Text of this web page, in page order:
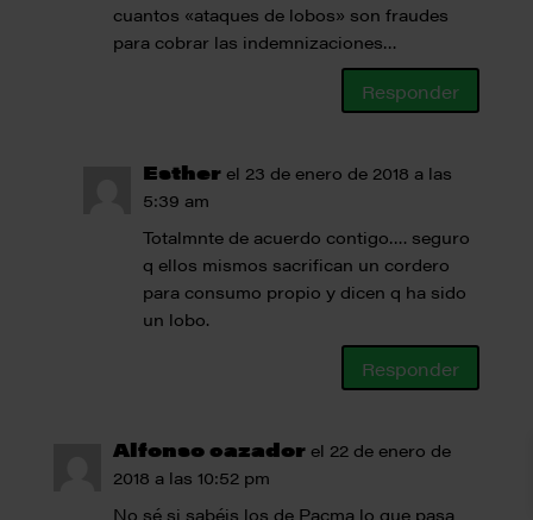
cuantos «ataques de lobos» son fraudes
para cobrar las indemnizaciones…
Responder
Esther el 23 de enero de 2018 a las
5:39 am
Totalmnte de acuerdo contigo…. seguro
q ellos mismos sacrifican un cordero
para consumo propio y dicen q ha sido
un lobo.
Responder
Alfonso cazador el 22 de enero de
2018 a las 10:52 pm
No sé si sabéis los de Pacma lo que pasa